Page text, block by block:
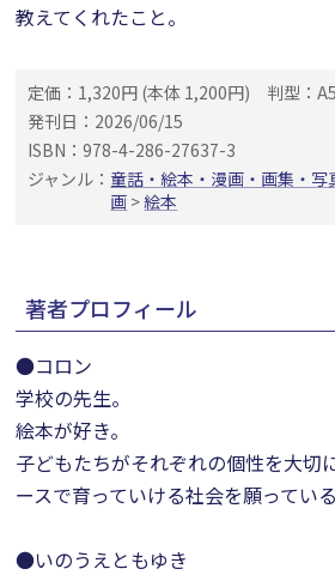
教えてくれたこと。
定価：1,320円 (本体 1,200円) 判型：
発刊日：2026/06/15
ISBN：978-4-286-27637-3
ジャンル： 童話・絵本・漫画・画集・写
画 >絵本
著者プロフィール
●コロン
学校の先生。
絵本が好き。
子どもたちがそれぞれの個性を大切
ースで育っていける社会を願っている
●いのうえともゆき